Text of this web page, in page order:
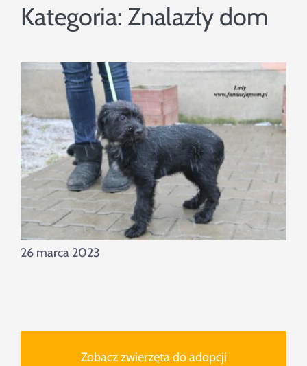
Kategoria: Znalazły dom
26 marca 2023
Zobacz zwierzęta do adopcji